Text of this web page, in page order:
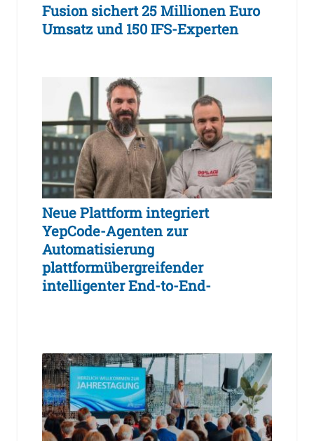
Fusion sichert 25 Millionen Euro
Umsatz und 150 IFS-Experten
Neue Plattform integriert
YepCode-Agenten zur
Automatisierung
plattformübergreifender
intelligenter End-to-End-